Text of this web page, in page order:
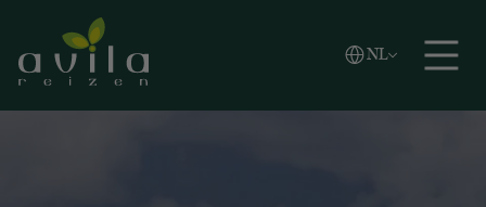
Zoeken
NL
Vlaams
English